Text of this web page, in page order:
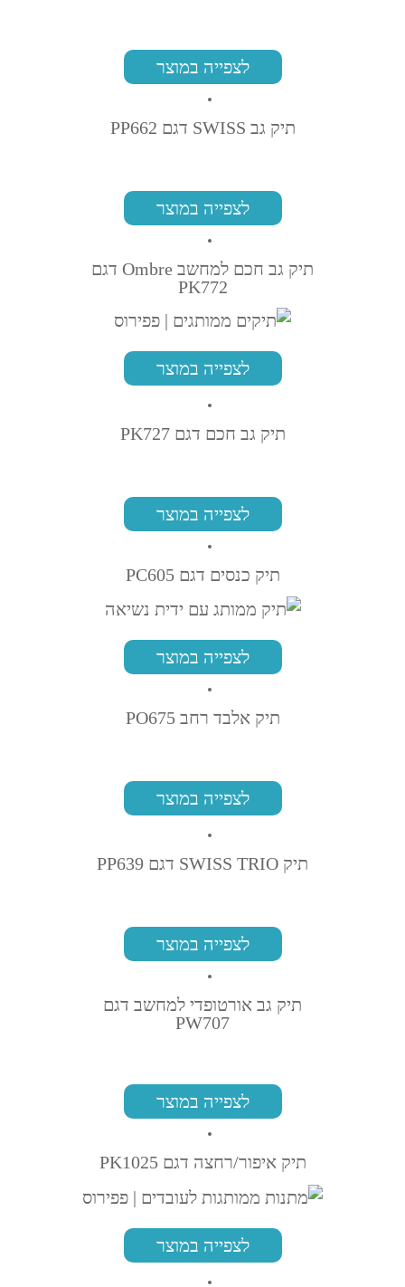
לצפייה במוצר
תיק גב SWISS דגם PP662
לצפייה במוצר
תיק גב חכם למחשב Ombre דגם
PK772
לצפייה במוצר
תיק גב חכם דגם PK727
לצפייה במוצר
תיק כנסים דגם PC605
לצפייה במוצר
תיק אלבד רחב PO675
לצפייה במוצר
תיק SWISS TRIO דגם PP639
לצפייה במוצר
תיק גב אורטופדי למחשב דגם
PW707
לצפייה במוצר
תיק איפור/רחצה דגם PK1025
לצפייה במוצר